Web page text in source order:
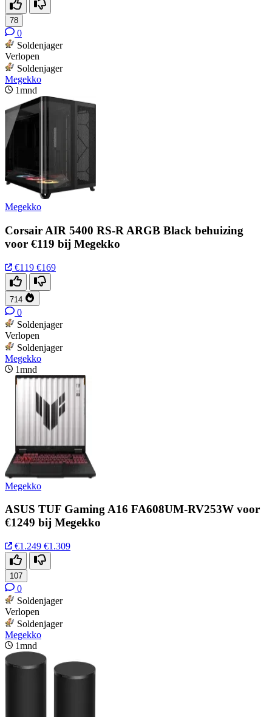
78
0
Soldenjager
Verlopen
Soldenjager
Megekko
1mnd
Megekko
Corsair AIR 5400 RS-R ARGB Black behuizing
voor €119 bij Megekko
€119 €169
714
0
Soldenjager
Verlopen
Soldenjager
Megekko
1mnd
Megekko
ASUS TUF Gaming A16 FA608UM-RV253W voor
€1249 bij Megekko
€1.249 €1.309
107
0
Soldenjager
Verlopen
Soldenjager
Megekko
1mnd